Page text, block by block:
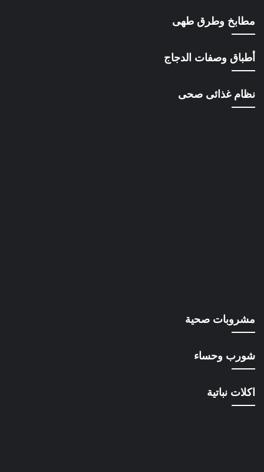
مطابخ وطرق طهى
أطباق وصفات الدجاج
نظام غذائى صحى
مشروبات صحية
شورب وحساء
اكلات نباتية